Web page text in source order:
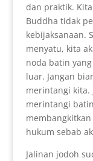
dan praktik.
Buddha tidak
kebijaksanaan.
menyatu, kita
noda batin
luar. Jangan
merintangi kita.
merintangi
hukum sebab
Jalinan jodoh